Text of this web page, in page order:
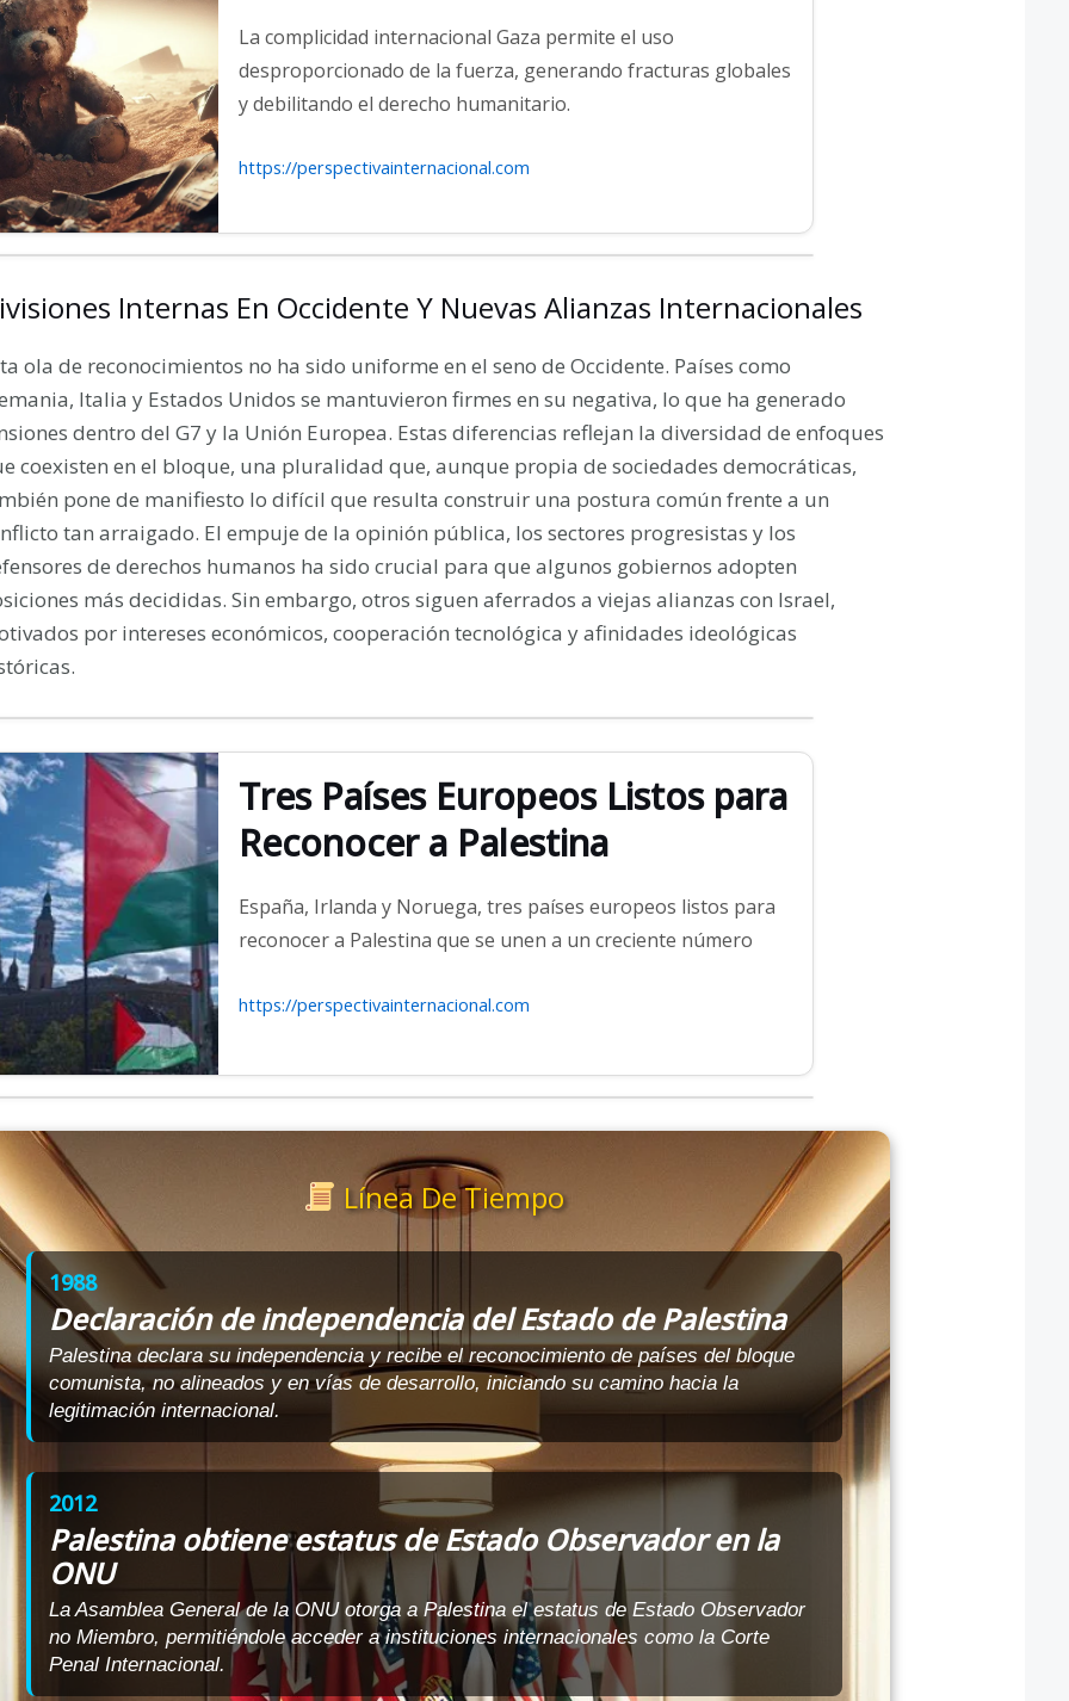
La complicidad internacional Gaza permite el uso
desproporcionado de la fuerza, generando fracturas globales
y debilitando el derecho humanitario.
https://perspectivainternacional.com
Internas En Occidente Y Nuevas Alianzas Internacionales
ola de reconocimientos no ha sido uniforme en el seno de Occidente. Países como
Italia y Estados Unidos se mantuvieron firmes en su negativa, lo que ha generado
dentro del G7 y la Unión Europea. Estas diferencias reflejan la diversidad de enfoques
coexisten en el bloque, una pluralidad que, aunque propia de sociedades democráticas,
pone de manifiesto lo difícil que resulta construir una postura común frente a un
tan arraigado. El empuje de la opinión pública, los sectores progresistas y los
de derechos humanos ha sido crucial para que algunos gobiernos adopten
más decididas. Sin embargo, otros siguen aferrados a viejas alianzas con Israel,
por intereses económicos, cooperación tecnológica y afinidades ideológicas
Tres Países Europeos Listos para
Reconocer a Palestina
España, Irlanda y Noruega, tres países europeos listos para
reconocer a Palestina que se unen a un creciente número
https://perspectivainternacional.com
Línea De Tiempo
1988
Declaración de independencia del Estado de Palestina
Palestina declara su independencia y recibe el reconocimiento de países del bloque
comunista, no alineados y en vías de desarrollo, iniciando su camino hacia la
legitimación internacional.
2012
Palestina obtiene estatus de Estado Observador en la
ONU
La Asamblea General de la ONU otorga a Palestina el estatus de Estado Observador
no Miembro, permitiéndole acceder a instituciones internacionales como la Corte
Penal Internacional.